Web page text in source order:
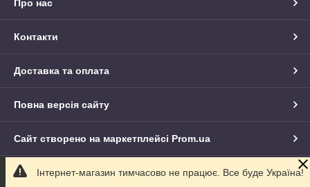
Про нас
Контакти
Доставка та оплата
Повна версія сайту
Сайт створено на маркетплейсі Prom.ua
Політика конфіденційності
Інтернет-магазин тимчасово не працює. Все буде Україна!